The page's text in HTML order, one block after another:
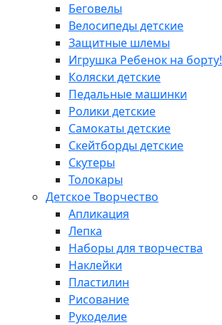
Беговелы
Велосипеды детские
Защитные шлемы
Игрушка Ребенок на борту!
Коляски детские
Педальные машинки
Ролики детские
Самокаты детские
Скейтборды детские
Скутеры
Толокары
Детское Творчество
Апликация
Лепка
Наборы для творчества
Наклейки
Пластилин
Рисование
Рукоделие